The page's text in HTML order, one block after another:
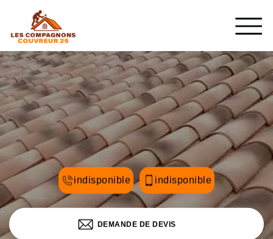
indisponible indisponible
DEMANDE DE DEVIS